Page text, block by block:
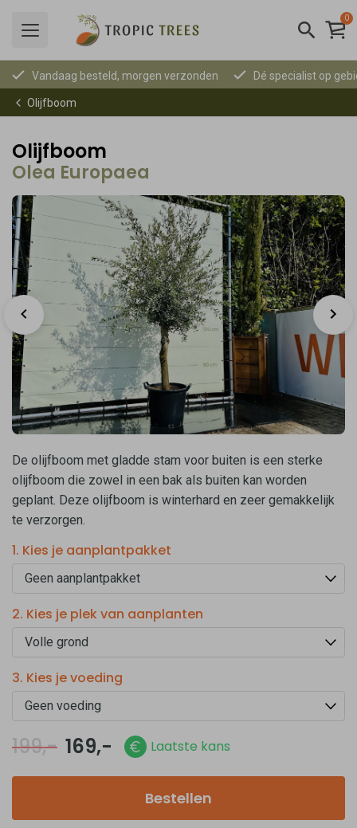
0
Vandaag besteld, morgen verzonden Dé specialist op
Olijfboom
Olijfboom
Olea Europaea
De olijfboom met gladde stam voor buiten is een sterke
olijfboom die zowel in een bak als buiten kan worden
geplant. Deze olijfboom is winterhard en zeer gemakkelijk
te verzorgen.
1. Kies je aanplantpakket
2. Kies je plek van aanplanten
3. Kies je voeding
199,- 169,- Laatste kans
Bestellen